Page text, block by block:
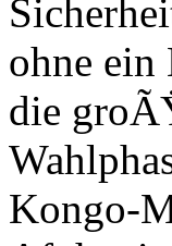
ohne
die
Kongo-